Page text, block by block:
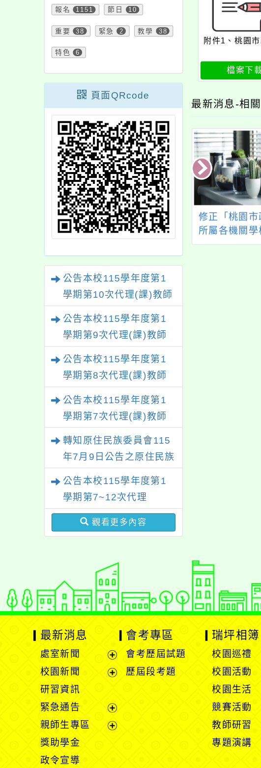
報名 1151 節日 10
重要 38 緊急 2 教學 38
特色 6
頁面QRcode
公告本校115學年度第1
學期第10次代理(課)教師
公告本校115學年度第1
學期第9次代理(課)教師
甄選結果(尚有缺額)
公告本校115學年度第1
學期第8次代理(課)教師
公告本校115學年度第1
學期第7次代理(課)教師
轉知原住民族委員會115
年7月9日公告之原住民族
公告本校115學年度第1
學期第7~12次代理
（課）教師甄選簡章
【一次公告分次招考】
觀看更多內容
附件1、桃園
檔案下
最新消息-相
家委員會修正
年度客語能力
銓敘部函以，銓審互
核實施辦法業經該
年9月9日以部銓二字
第11458573772號、
1140004106號令會同
修正發布
修正「桃園市
所屬各機關學
人員進用及
最新消息
處室新聞
展
單
校園新聞
開
選
單
研習資訊
緊急通告
展
開
親師生專區
獎助學金
政令宣導
會考專區
會考歷屆試題
歷屆段考題
瑞坪相簿
校園巡禮
校園活動
校園生活
競賽活動
教師研習
專題演講